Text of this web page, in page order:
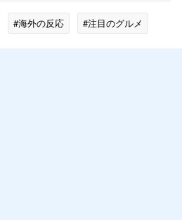
#海外の反応 #注目のグルメ